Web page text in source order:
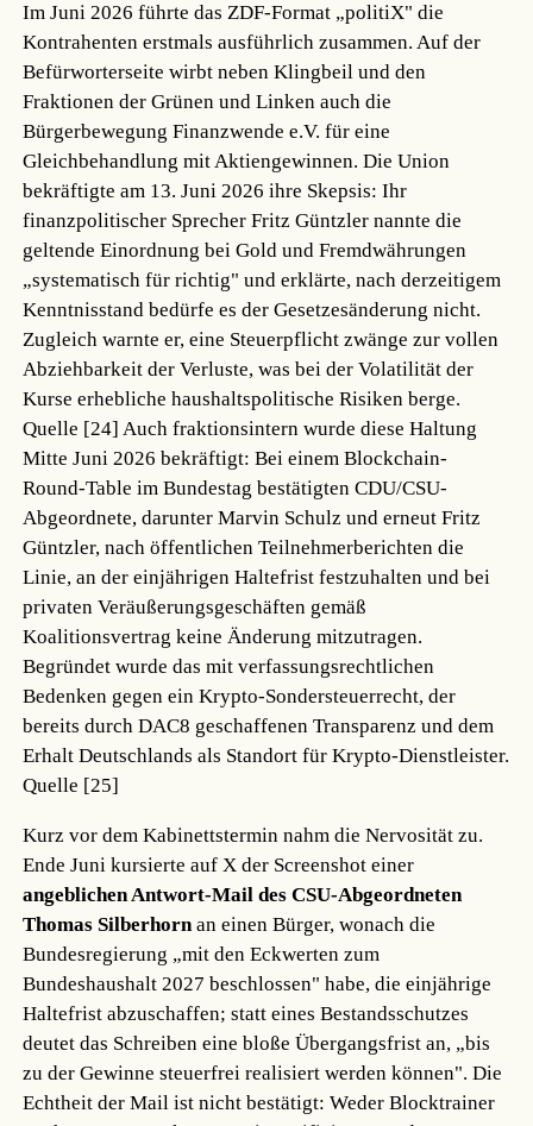
Im Juni 2026 führte das ZDF-Format „politiX" die
Kontrahenten erstmals ausführlich zusammen. Auf der
Befürworterseite wirbt neben Klingbeil und den
Fraktionen der Grünen und Linken auch die
Bürgerbewegung Finanzwende e.V. für eine
Gleichbehandlung mit Aktiengewinnen. Die Union
bekräftigte am 13. Juni 2026 ihre Skepsis: Ihr
finanzpolitischer Sprecher Fritz Güntzler nannte die
geltende Einordnung bei Gold und Fremdwährungen
„systematisch für richtig" und erklärte, nach derzeitigem
Kenntnisstand bedürfe es der Gesetzesänderung nicht.
Zugleich warnte er, eine Steuerpflicht zwänge zur vollen
Abziehbarkeit der Verluste, was bei der Volatilität der
Kurse erhebliche haushaltspolitische Risiken berge.
Quelle [24] Auch fraktionsintern wurde diese Haltung
Mitte Juni 2026 bekräftigt: Bei einem Blockchain-
Round-Table im Bundestag bestätigten CDU/CSU-
Abgeordnete, darunter Marvin Schulz und erneut Fritz
Güntzler, nach öffentlichen Teilnehmerberichten die
Linie, an der einjährigen Haltefrist festzuhalten und bei
privaten Veräußerungsgeschäften gemäß
Koalitionsvertrag keine Änderung mitzutragen.
Begründet wurde das mit verfassungsrechtlichen
Bedenken gegen ein Krypto-Sondersteuerrecht, der
bereits durch DAC8 geschaffenen Transparenz und dem
Erhalt Deutschlands als Standort für Krypto-Dienstleister.
Quelle [25]
Kurz vor dem Kabinettstermin nahm die Nervosität zu.
Ende Juni kursierte auf X der Screenshot einer
angeblichen Antwort-Mail des CSU-Abgeordneten
Thomas Silberhornan einen Bürger, wonach die
Bundesregierung „mit den Eckwerten zum
Bundeshaushalt 2027 beschlossen" habe, die einjährige
Haltefrist abzuschaffen; statt eines Bestandsschutzes
deutet das Schreiben eine bloße Übergangsfrist an, „bis
zu der Gewinne steuerfrei realisiert werden können". Die
Echtheit der Mail ist nicht bestätigt: Weder Blocktrainer